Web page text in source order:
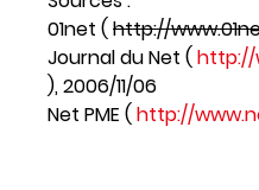
01net ( http://
Journal du Net ( http://
), 2006/11/06
Net PME ( http://